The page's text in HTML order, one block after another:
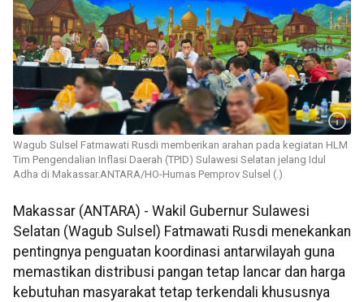
Wagub Sulsel Fatmawati Rusdi memberikan arahan pada kegiatan HLM
Tim Pengendalian Inflasi Daerah (TPID) Sulawesi Selatan jelang Idul
Adha di Makassar.ANTARA/HO-Humas Pemprov Sulsel (.)
Makassar (ANTARA) - Wakil Gubernur Sulawesi
Selatan (Wagub Sulsel) Fatmawati Rusdi menekankan
pentingnya penguatan koordinasi antarwilayah guna
memastikan distribusi pangan tetap lancar dan harga
kebutuhan masyarakat tetap terkendali khususnya